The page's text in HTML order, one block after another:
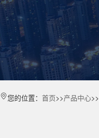
您的位置： 首页>>产品中心>>